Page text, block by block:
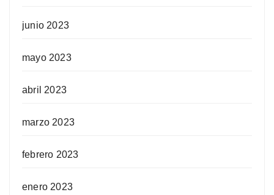
junio 2023
mayo 2023
abril 2023
marzo 2023
febrero 2023
enero 2023